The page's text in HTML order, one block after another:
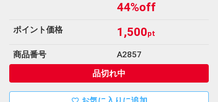
44%off
ポイント価格 1,500pt
商品番号
A2857
品切れ中